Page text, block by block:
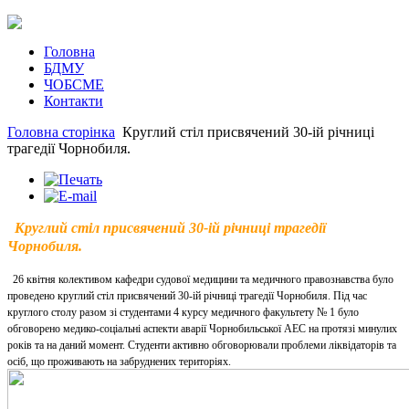
Головна
БДМУ
ЧОБСМЕ
Контакти
Головна сторінка Круглий стіл присвячений 30-ій річниці
трагедії Чорнобиля.
Круглий стіл присвячений 30-ій річниці трагедії
Чорнобиля.
26 квітня колективом кафедри судової медицини та медичного правознавства було
проведено круглий стіл присвячений 30-ій річниці трагедії Чорнобиля. Під час
круглого столу разом зі студентами 4 курсу медичного факультету № 1 було
обговорено медико-соціальні аспекти аварії Чорнобильської АЕС на протязі минулих
років та на даний момент. Студенти активно обговорювали проблеми ліквідаторів та
осіб, що проживають на забруднених територіях.